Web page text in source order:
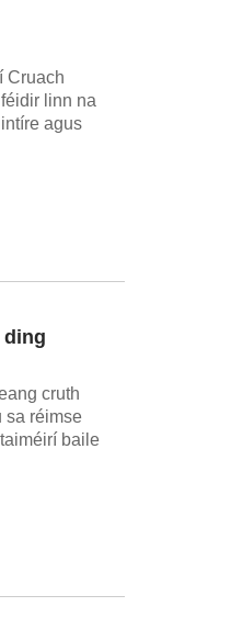
Cruach
linn na
agus
ding
cruth
sa réimse
baile